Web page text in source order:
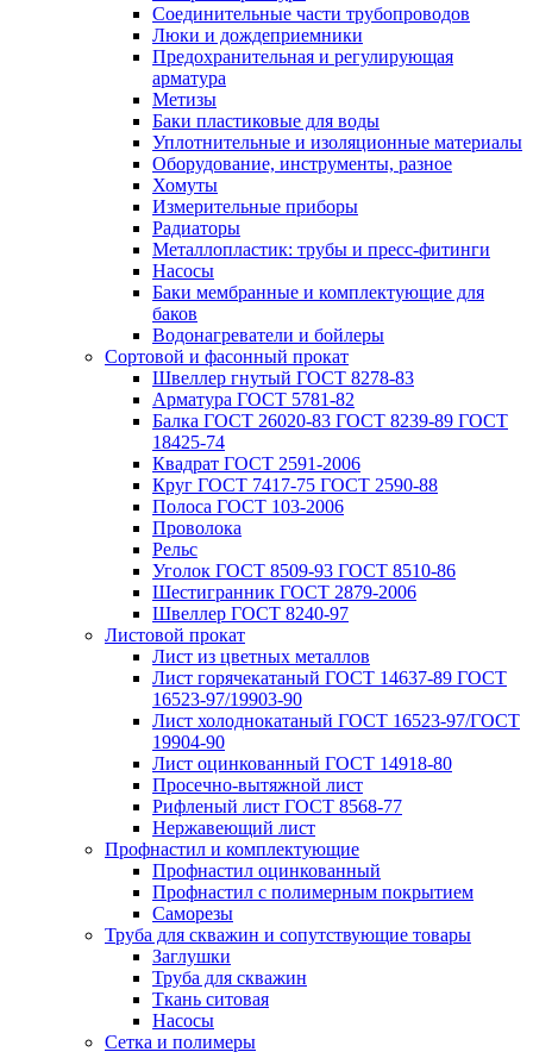
Соединительные части трубопроводов
Люки и дождеприемники
Предохранительная и регулирующая
арматура
Метизы
Баки пластиковые для воды
Уплотнительные и изоляционные материалы
Оборудование, инструменты, разное
Хомуты
Измерительные приборы
Радиаторы
Металлопластик: трубы и пресс-фитинги
Насосы
Баки мембранные и комплектующие для
баков
Водонагреватели и бойлеры
Сортовой и фасонный прокат
Швеллер гнутый ГОСТ 8278-83
Арматура ГОСТ 5781-82
Балка ГОСТ 26020-83 ГОСТ 8239-89 ГОСТ
18425-74
Квадрат ГОСТ 2591-2006
Круг ГОСТ 7417-75 ГОСТ 2590-88
Полоса ГОСТ 103-2006
Проволока
Рельс
Уголок ГОСТ 8509-93 ГОСТ 8510-86
Шестигранник ГОСТ 2879-2006
Швеллер ГОСТ 8240-97
Листовой прокат
Лист из цветных металлов
Лист горячекатаный ГОСТ 14637-89 ГОСТ
16523-97/19903-90
Лист холоднокатаный ГОСТ 16523-97/ГОСТ
19904-90
Лист оцинкованный ГОСТ 14918-80
Просечно-вытяжной лист
Рифленый лист ГОСТ 8568-77
Нержавеющий лист
Профнастил и комплектующие
Профнастил оцинкованный
Профнастил с полимерным покрытием
Саморезы
Труба для скважин и сопутствующие товары
Заглушки
Труба для скважин
Ткань ситовая
Насосы
Сетка и полимеры